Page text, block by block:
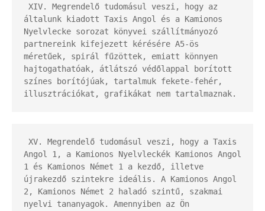
általunk kiadott Taxis Angol és a Kamionos
Nyelvlecke sorozat könyvei szállítmányozó
partnereink kifejezett kérésére A5-ös
méretűek, spirál fűzöttek, emiatt könnyen
hajtogathatóak, átlátszó védőlappal borított
színes borítójúak, tartalmuk fekete-fehér,
illusztrációkat, grafikákat nem tartalmaznak.
Angol 1, a Kamionos Nyelvleckék Kamionos Angol
1 és Kamionos Német 1 a kezdő, illetve
újrakezdő szintekre ideális. A Kamionos Angol
2, Kamionos Német 2 haladó szintű, szakmai
nyelvi tananyagok. Amennyiben az Ön